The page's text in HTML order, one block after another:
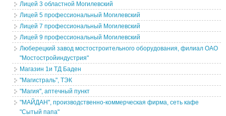
Лицей 3 областной Могилевский
Лицей 5 профессиональный Могилевский
Лицей 7 профессиональный Могилевский
Лицей 9 профессиональный Могилевский
Люберецкий завод мостостроительного оборудования, филиал ОАО
"Мостостройиндустрия"
Магазин 1и ТД Баден
"Магистраль", ТЭК
"Магия", аптечный пункт
"МАЙДАН", производственно-коммерческая фирма, сеть кафе
"Сытый папа"